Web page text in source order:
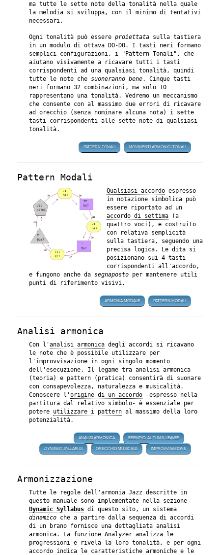
ma tutte le sette note della tonalità nella quale
la melodia si sviluppa, con il minimo di tentativi
necessari.
Ogni tonalità può essere proiettata sulla tastiera
in un modulo di ottava DO-DO. I tasti neri formano
semplici configurazioni, i "Pattern Tonali", che
aiutano visivamente a ricavare tutti i tasti
corrispondenti ad una qualsiasi tonalità, quindi
tutte le note che suoneranno bene. Cinque tasti
neri formano 32 combinazioni, ma solo 10
rappresentano una tonalità. Vedremo un meccanismo
che consente con al massimo due errori di ricavare
ad orecchio (senza nominare alcuna nota) i sette
tasti corrispondenti alle sette note di qualsiasi
tonalità.
PATTERN TONALI MOVIMENTI ARMONICI TONALI
Pattern Modali
Qualsiasi accordo espresso
in notazione simbolica può
essere riportato ad un
accordo di settima (a
quattro voci), e costruito
con relativa semplicità
sulla tastiera, seguendo una
precisa logica. Le dita si
posizionano sui 4 tasti
corrispondenti all'accordo,
e fungono anche da segnaposto per mantenere utili
punti di riferimento visivi.
ARMONIA MODALE PATTERN MODALI
Analisi armonica
Con l'analisi armonica degli accordi si ricavano
le note che è possibile utilizzare per
l'improvvisazione in ogni singolo momento
dell'esecuzione. Il legame tra analisi armonica
(teoria) e pattern (pratica) consentirà di suonare
con consapevolezza, naturalezza e musicalità.
Conoscere l'origine di un accordo -espresso nella
partitura dal relativo simbolo- è essenziale per
potere utilizzare i pattern al massimo della loro
potenzialità.
ANALISI ARMONICA ESEMPIO: AUTUMN LEAVES
DYNAMIC SYLLABUS ORECCHIO MUSICALE IMPROVVISAZIONE
Armonizzazione
Tutte le regole dell'armonia Jazz descritte in
questo manuale sono implementate nella sezione
Dynamic Syllabus di questo sito, un sistema
dinamico che a partire dalla sequenza di accordi
di un brano fornisce una dettagliata analisi
armonica. La funzione Analyzer analizza le
progressioni e rivela la loro tonalità, e per ogni
accordo indica le caratteristiche armoniche e le